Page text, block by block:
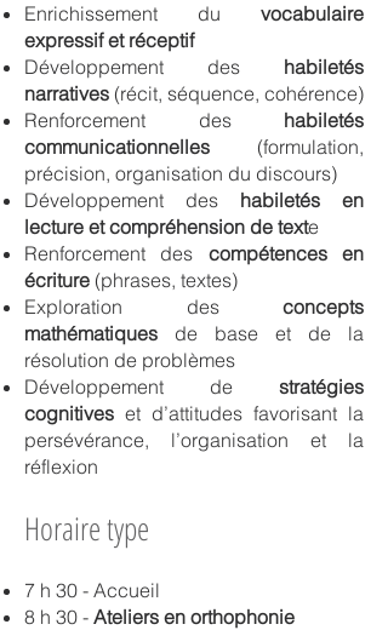
Enrichissement du vocabulaire
expressif et réceptif
Développement des habiletés
narratives (récit, séquence, cohérence)
Renforcement des habiletés
communicationnelles (formulation,
précision, organisation du discours)
Développement des habiletés en
lecture et compréhension de texte
Renforcement des compétences en
écriture (phrases, textes)
Exploration des concepts
mathématiques de base et de la
résolution de problèmes
Développement de stratégies
cognitives et d’attitudes favorisant la
persévérance, l’organisation et la
réflexion
Horaire type
7 h 30 - Accueil
8 h 30 - Ateliers en orthophonie